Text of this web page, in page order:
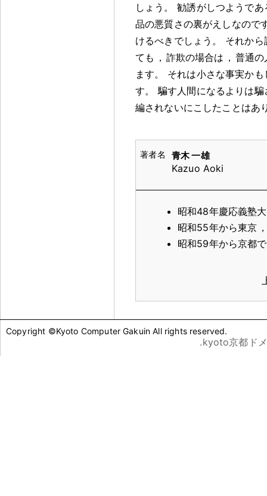
しょう 。
勧誘がしつようで
品の悪質さの裏がえしなので
けるべきでしょう 。
それか
ても ， 詐欺の場合は ， 普通の
ます。
それは小さな事実か
す。
騙す人間になるよりは
編されないにこしたことはあ
青木 一雄
Kazuo Aoki
昭和48年慶応義塾
昭和55年から東京
昭和59年から京都
Copyright ©Kyoto Computer Gakuin All rights reserved.
.kyoto京都ド